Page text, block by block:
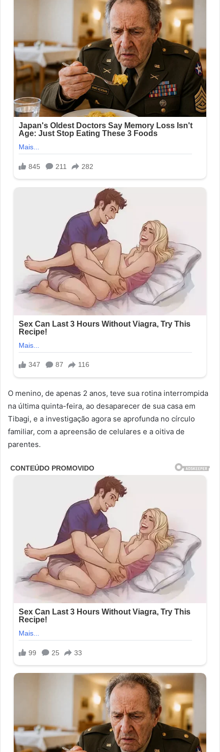
O menino, de apenas 2 anos, teve sua rotina interrompida
na última quinta-feira, ao desaparecer de sua casa em
Tibagi, e a investigação agora se aprofunda no círculo
familiar, com a apreensão de celulares e a oitiva de
parentes.